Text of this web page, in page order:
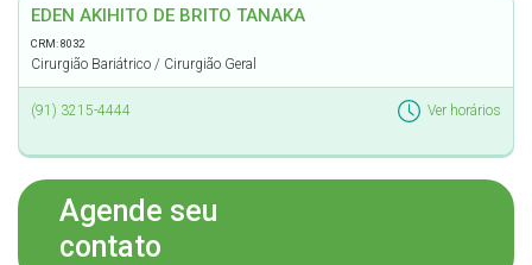
EDEN AKIHITO DE BRITO TANAKA
CRM: 8032
Cirurgião Bariátrico / Cirurgião Geral
(91) 3215-4444 Ver horários
Agende seu
contato